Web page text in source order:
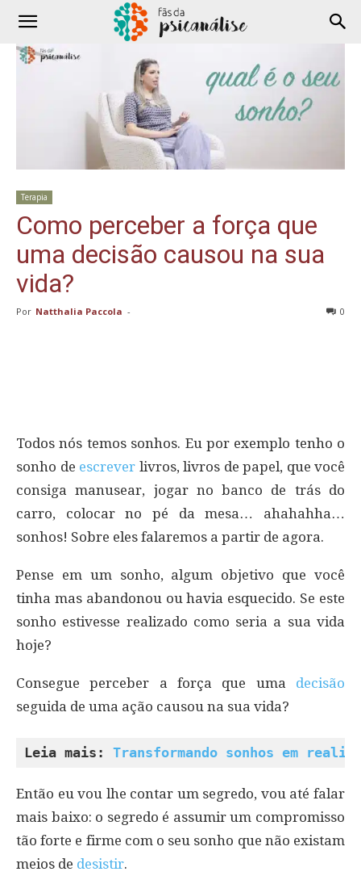
Terapia
Como perceber a força que
uma decisão causou na sua
vida?
Por Natthalia Paccola - 0
Todos nós temos sonhos. Eu por exemplo tenho o
sonho de escrever livros, livros de papel, que você
consiga manusear, jogar no banco de trás do
carro, colocar no pé da mesa… ahahahha…
sonhos! Sobre eles falaremos a partir de agora.
Pense em um sonho, algum objetivo que você
tinha mas abandonou ou havia esquecido. Se este
sonho estivesse realizado como seria a sua vida
hoje?
Consegue perceber a força que uma decisão
seguida de uma ação causou na sua vida?
Leia mais: Transformando sonhos em
Então eu vou lhe contar um segredo, vou até falar
mais baixo: o segredo é assumir um compromisso
tão forte e firme com o seu sonho que não existam
meios de desistir.